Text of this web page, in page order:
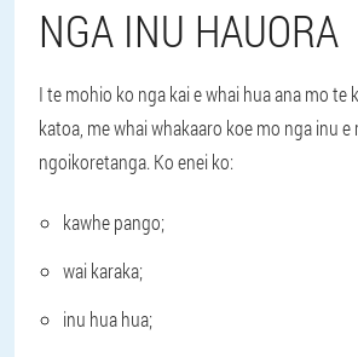
NGA INU HAUORA
I te mohio ko nga kai e whai hua ana mo te
katoa, me whai whakaaro koe mo nga inu e
ngoikoretanga. Ko enei ko:
kawhe pango;
wai karaka;
inu hua hua;